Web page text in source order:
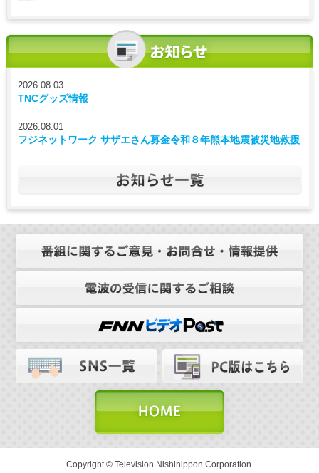
2026.08.03
TNCグッズ情報
2026.08.01
フジネットワーク サザエさん募金令和８年熊本地震被災地救援
Copyright © Television Nishinippon Corporation.